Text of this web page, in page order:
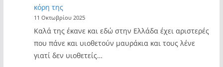
κόρη της
11 Οκτωβρίου 2025
Καλά της έκανε και εδώ στην Ελλάδα έχει αριστερές
που πάνε και υιοθετούν μαυράκια και τους λένε
γιατί δεν υιοθετείς…